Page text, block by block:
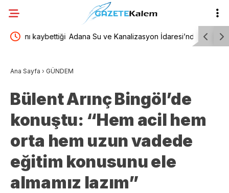
Adana Su ve Kanalizasyon İdaresi’nden TESK
Ana Sayfa › GÜNDEM
Bülent Arınç Bingöl’de
konuştu: “Hem acil hem
orta hem uzun vadede
eğitim konusunu ele
almamız lazım”